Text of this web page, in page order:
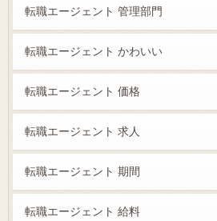
転職エージェント 管理部門
転職エージェント かわいい
転職エージェント 価格
転職エージェント 求人
転職エージェント 期間
転職エージェント 給料